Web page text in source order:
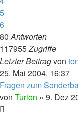
5
6
80Antworten
117955Zugriffe
Letzter Beitragvon
25. Mai 2004, 16:37
Fragen zum
von Turion » 9. Dez